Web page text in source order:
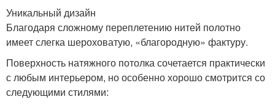
Уникальный дизайн
Благодаря сложному переплетению нитей полотно
имеет слегка шероховатую, «благородную» фактуру.
Поверхность натяжного потолка сочетается практически
с любым интерьером, но особенно хорошо смотрится со
следующими стилями: